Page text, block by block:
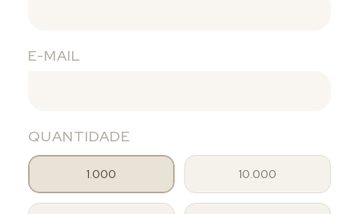
E-MAIL
QUANTIDADE
1.000 10.000